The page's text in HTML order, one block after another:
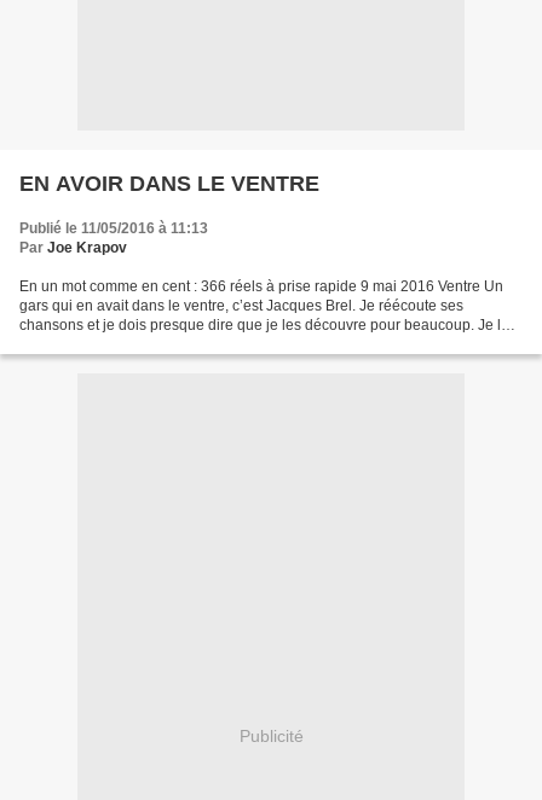
EN AVOIR DANS LE VENTRE
Publié le 11/05/2016 à 11:13
Par Joe Krapov
En un mot comme en cent : 366 réels à prise rapide 9 mai 2016 Ventre Un
gars qui en avait dans le ventre, c’est Jacques Brel. Je réécoute ses
chansons et je dois presque dire que je les découvre pour beaucoup. Je les
Publicité